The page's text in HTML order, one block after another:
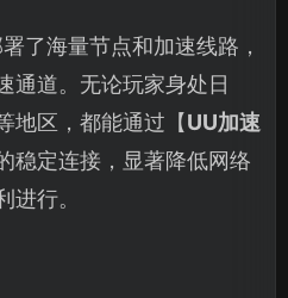
了海量节点和加速线路，
通道。无论玩家身处日
地区，都能通过【UU加速
稳定连接，显著降低网络
进行。